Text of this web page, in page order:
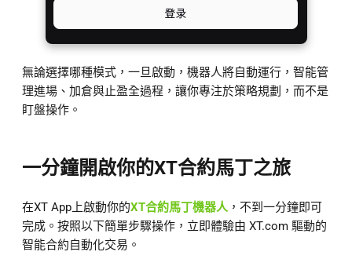
無論選擇哪種模式，一旦啟動，機器人將自動運行，智能管
理進場、加倉與止盈全過程，讓你專注於策略規劃，而不是
盯盤操作。
一分鐘開啟你的XT合約馬丁之旅
在XT App上啟動你的XT合約馬丁機器人，不到一分鐘即可
完成。按照以下簡單步驟操作，立即體驗由 XT.com 驅動的
智能合約自動化交易。